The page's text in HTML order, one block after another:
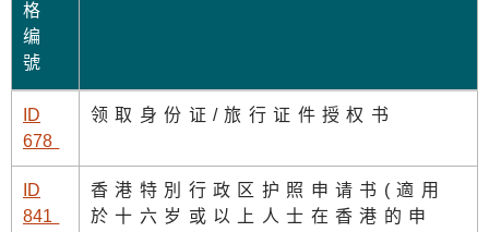
格
编
號
ID
678
领取身份证/旅行证件授权书
ID
841
香港特別行政区护照申请书(適用
於十六岁或以上人士在香港的申